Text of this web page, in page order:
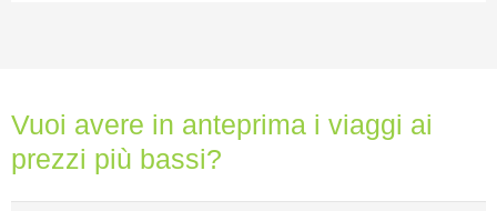
Vuoi avere in anteprima i viaggi ai
prezzi più bassi?